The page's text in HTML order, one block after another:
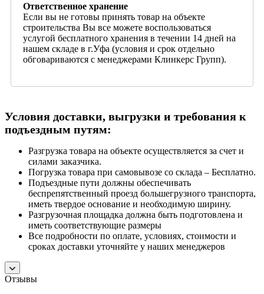
Ответственное хранение
Если вы не готовы принять товар на объекте
строительства Вы все можете воспользоваться
услугой бесплатного хранения в течении 14 дней на
нашем складе в г.Уфа (условия и срок отдельно
обговариваются с менеджерами Клинкерс Групп).
Условия доставки, выгрузки и требования к
подъездным путям:
Разгрузка товара на объекте осуществляется за счет и
силами заказчика.
Погрузка товара при самовывозе со склада – Бесплатно.
Подъездные пути должны обеспечивать
беспрепятственный проезд большегрузного транспорта,
иметь твердое основание и необходимую ширину.
Разгрузочная площадка должна быть подготовлена и
иметь соответствующие размеры
Все подробности по оплате, условиях, стоимости и
сроках доставки уточняйте у наших менеджеров
Отзывы